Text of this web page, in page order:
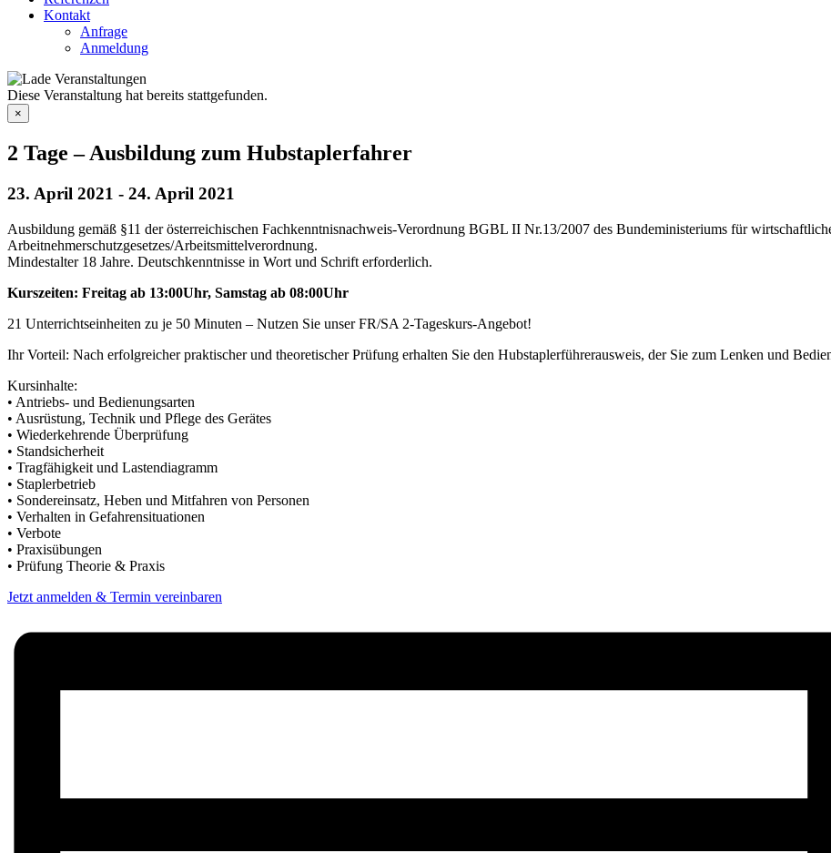
Kontakt
Anfrage
Anmeldung
Diese Veranstaltung hat bereits stattgefunden.
×
2 Tage – Ausbildung zum Hubstaplerfahrer
23. April 2021 - 24. April 2021
Ausbildung gemäß §11 der österreichischen Fachkenntnisnachweis-Verordnung BGBL II Nr.13/2007 des Bundeministeriums für
Arbeitnehmerschutzgesetzes/Arbeitsmittelverordnung.
Mindestalter 18 Jahre. Deutschkenntnisse in Wort und Schrift erforderlich.
Kurszeiten: Freitag ab 13:00Uhr, Samstag ab 08:00Uhr
21 Unterrichtseinheiten zu je 50 Minuten – Nutzen Sie unser FR/SA 2-Tageskurs-Angebot!
Ihr Vorteil: Nach erfolgreicher praktischer und theoretischer Prüfung erhalten Sie den Hubstaplerführerausweis, der Sie zum Lenken und
Kursinhalte:
• Antriebs- und Bedienungsarten
• Ausrüstung, Technik und Pflege des Gerätes
• Wiederkehrende Überprüfung
• Standsicherheit
• Tragfähigkeit und Lastendiagramm
• Staplerbetrieb
• Sondereinsatz, Heben und Mitfahren von Personen
• Verhalten in Gefahrensituationen
• Verbote
• Praxisübungen
• Prüfung Theorie & Praxis
Jetzt anmelden & Termin vereinbaren